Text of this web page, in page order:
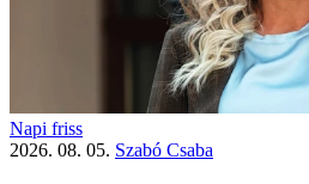
Napi friss
2026. 08. 05. Szabó Csaba